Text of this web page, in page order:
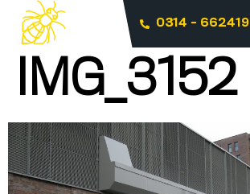
0314 - 662419
IMG_3152